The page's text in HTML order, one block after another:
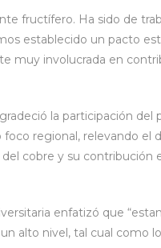
fructífero. Ha sido de
establecido un pacto
muy involucrada en
la participación del
regional, relevando el
cobre y su contribución
enfatizó que
alto nivel, tal cual como